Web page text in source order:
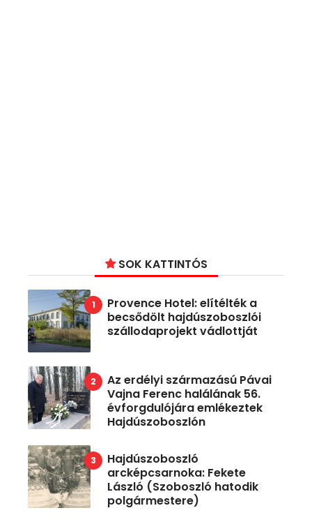
SOK KATTINTÓS
Provence Hotel: elítélték a
becsődölt hajdúszoboszlói
szállodaprojekt vádlottját
Az erdélyi származású Pávai
Vajna Ferenc halálának 56.
évforgdulójára emlékeztek
Hajdúszoboszlón
Hajdúszoboszló
arcképcsarnoka: Fekete
László (Szoboszló hatodik
polgármestere)